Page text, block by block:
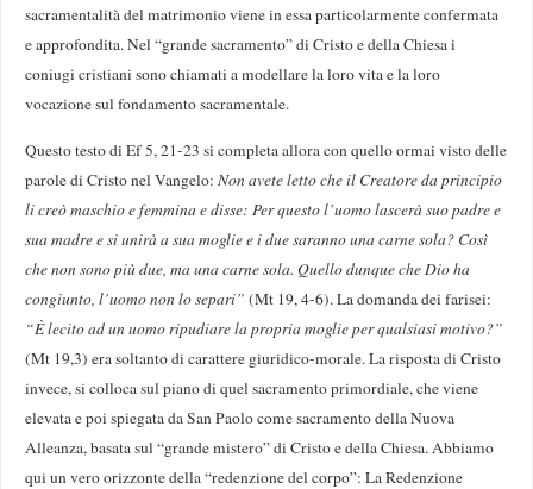
sacramentalità del matrimonio viene in essa particolarmente confermata
e approfondita. Nel “grande sacramento” di Cristo e della Chiesa i
coniugi cristiani sono chiamati a modellare la loro vita e la loro
vocazione sul fondamento sacramentale.
Questo testo di Ef 5, 21-23 si completa allora con quello ormai visto delle
parole di Cristo nel Vangelo:Non avete letto che il Creatore da principio
li creò maschio e femmina e disse: Per questo l’uomo lascerà suo padre e
sua madre e si unirà a sua moglie e i due saranno una carne sola? Così
che non sono più due, ma una carne sola. Quello dunque che Dio ha
congiunto, l’uomo non lo separi”(Mt 19, 4-6). La domanda dei farisei:
“È lecito ad un uomo ripudiare la propria moglie per qualsiasi motivo?”
(Mt 19,3) era soltanto di carattere giuridico-morale. La risposta di Cristo
invece, si colloca sul piano di quel sacramento primordiale, che viene
elevata e poi spiegata da San Paolo come sacramento della Nuova
Alleanza, basata sul “grande mistero” di Cristo e della Chiesa. Abbiamo
qui un vero orizzonte della “redenzione del corpo”: La Redenzione